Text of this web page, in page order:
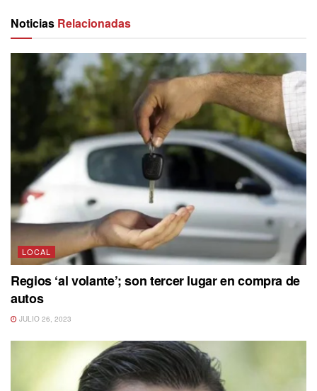
Noticias Relacionadas
LOCAL
Regios ‘al volante’; son tercer lugar en compra de
autos
JULIO 26, 2023